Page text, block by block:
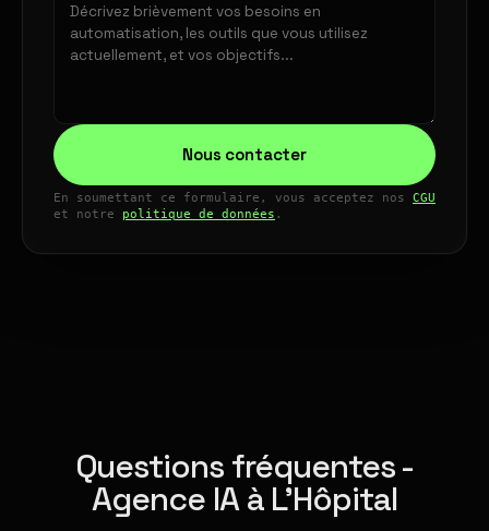
Nous contacter
En soumettant ce formulaire, vous acceptez nos CGU
et notre politique de données .
Questions fréquentes -
Agence IA à L'Hôpital